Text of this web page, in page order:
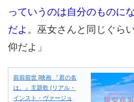
っていうのは自分のものに
だよ 。巫女さんと同じぐら
仰だよ」
前前前世 [映画 『君の名
は。』主題歌 (リアル・
インスト・ヴァージョ